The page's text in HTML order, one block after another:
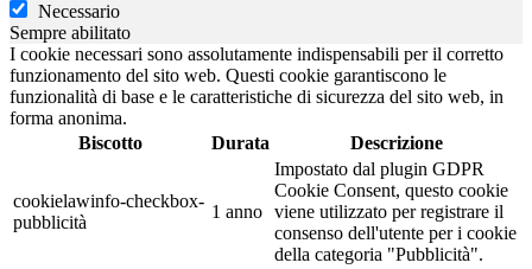
Necessario
Sempre abilitato
I cookie necessari sono assolutamente indispensabili per il corretto
funzionamento del sito web. Questi cookie garantiscono le
funzionalità di base e le caratteristiche di sicurezza del sito web, in
forma anonima.
Biscotto
Durata Descrizione
cookielawinfo-checkbox-
pubblicità
1 anno
Impostato dal plugin GDPR
Cookie Consent, questo cookie
viene utilizzato per registrare il
consenso dell'utente per i cookie
della categoria "Pubblicità".